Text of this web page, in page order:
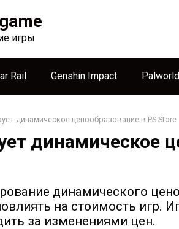
игры
Rail Genshin Impact Palworld
динамическое ценообразование в PS Store
динамическое
динамического
на стоимость игр.
за изменениями цен.